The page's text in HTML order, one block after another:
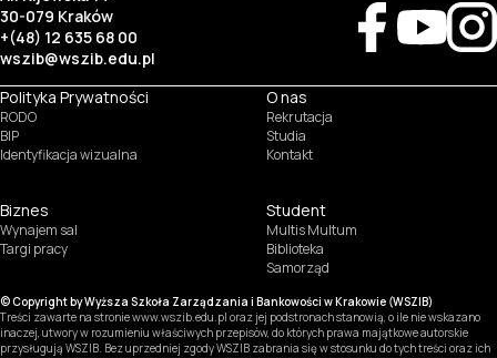
Biznes
30-079 Kraków
+(48) 12 635 68 00
wszib@wszib.edu.pl
Polityka Prywatności
RODO
BIP
Identyfikacja wizualna
O nas
Rekrutacja
Studia
Kontakt
Biznes
Wynajem sal
Targi pracy
Student
Multis Multum
Biblioteka
Samorząd
© Copyright by Wyższa Szkoła Zarządzania i Bankowości w Krakowie (WSZIB)
Treści zawarte na stronie www.wszib.edu.pl oraz jej podstronach stanowią, o ile nie wskazano
inaczej, utwory w rozumieniu właściwych przepisów, do których prawa majątkowe autorskie
przysługują WSZIB. Bez uprzedniej zgody WSZIB zabrania się w stosunku do tych treści oraz ich